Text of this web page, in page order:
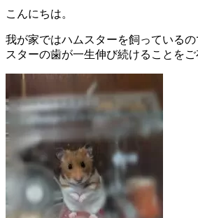
こんにちは。
我が家ではハムスターを飼っている
スターの歯が一生伸び続けることをご